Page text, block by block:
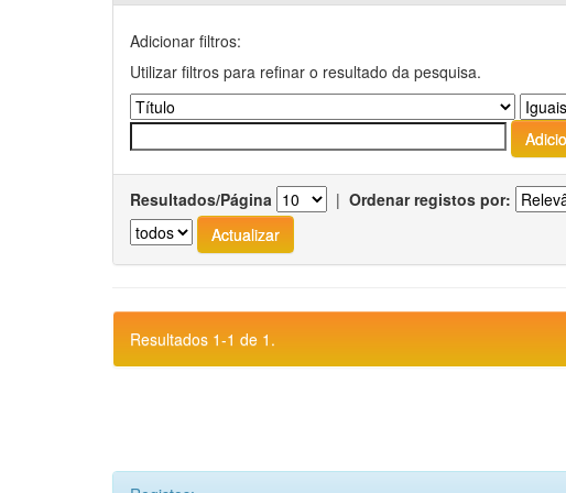
Adicionar filtros:
Utilizar filtros para refinar o resultado da pesquisa.
Resultados/Página | Ordenar registos por:
Resultados 1-1 de 1.